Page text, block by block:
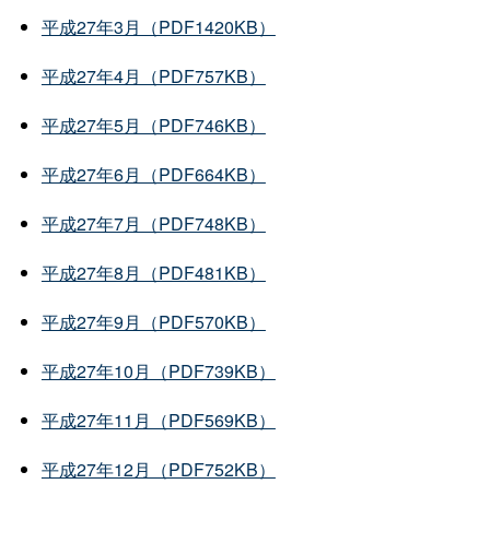
平成27年3月（PDF1420KB）
平成27年4月（PDF757KB）
平成27年5月（PDF746KB）
平成27年6月（PDF664KB）
平成27年7月（PDF748KB）
平成27年8月（PDF481KB）
平成27年9月（PDF570KB）
平成27年10月（PDF739KB）
平成27年11月（PDF569KB）
平成27年12月（PDF752KB）